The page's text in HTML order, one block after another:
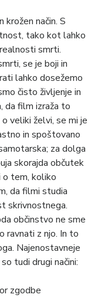
krožen način. S
tako kot lahko
smrti.
se je boji in
lahko dosežemo
čisto življenje in
da film izraža to
veliki želvi, se mi je
in spoštovano
za dolga
skorajda občutek
tem, koliko
da filmi studia
skrivnostnega.
občinstvo ne sme
ravnati z njo. In to
Najenostavneje
tudi drugi načini:
zgodbe